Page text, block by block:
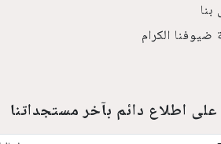
ضيوفنا الكرام
اطلاع دائم بآخر مستجداتنا